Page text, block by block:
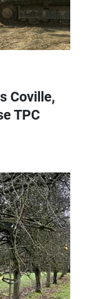
Coville,
TPC